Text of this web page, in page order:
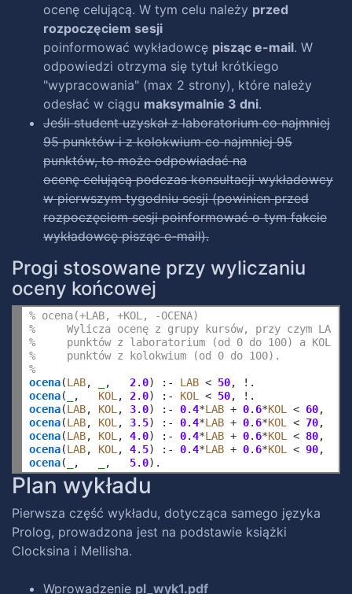
ocenę celującą. W tym celu należy przed
rozpoczęciem sesji
poinformować wykładowcę pisząc e-mail. W
odpowiedzi otrzyma się tytuł krótkiego
"wypracowania" (max 2 strony), które należy
odesłać w ciągu maksymalnie 3 dni.
Jeśli student uzyskał z laboratorium co najmniej
95 punktów i z kolokwium co najmniej 95
punktów, to może odpowiadać na
ocenę celującą podczas konsultacji wykładowcy
w pierwszym tygodniu sesji (powinien przed
rozpoczęciem sesji poinformować o tym fakcie
wykładowcę pisząc e-mail).
Progi stosowane przy wyliczaniu
oceny końcowej
% ocena(+LAB, +KOL, -OCENA)
%     Wylicza ocenę z grupy kursów, przy czym
%     punktów z laboratorium (od 0 do 100) a KOL
%     punktów z kolokwium (od 0 do 100).
%
ocena(LAB, , 2.0) :- LAB < 50
ocena( , KOL , 2.0) :- KOL < 50
ocena(LAB, KOL , 3.0) :- 0.4*LAB + 0. 6*KOL < 60
ocena(LAB, KOL , 3. 5) :- 0.4*LAB + 0. 6*KOL < 70
ocena(LAB, KOL , 4.0) :- 0.4*LAB + 0. 6*KOL < 80
ocena(LAB, KOL , 4. 5) :- 0.4*LAB + 0. 6*KOL < 90
ocena( , , 5.0
Plan wykładu
Pierwsza część wykładu, dotycząca samego języka
Prolog, prowadzona jest na podstawie książki
Clocksina i Mellisha.
Wprowadzenie pl_wyk1.pdf